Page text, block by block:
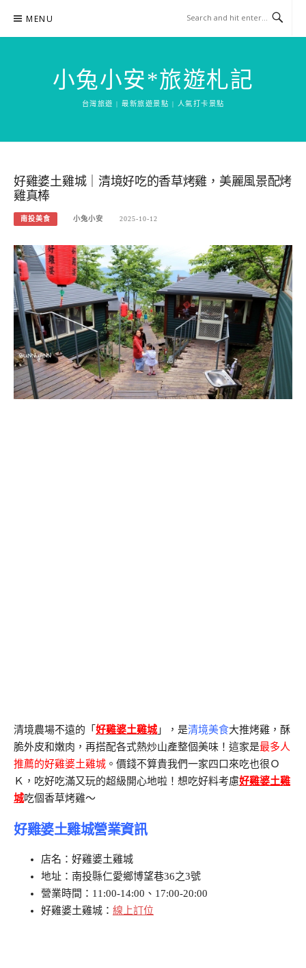
content
MENU
小兔小安*旅遊札記
台灣旅遊 | 最新旅遊景點 | 人氣打卡景點
好雞婆土雞城｜清境好吃的香草烤雞，美麗風景配烤
雞真棒
南投美食 小兔小安 2025-10-12
清境農場不遠的「 好雞婆土雞城」，是清境美食大推烤雞，酥
脆外皮和嫩肉，再搭配各式熱炒山產整個美味！這家是最多人
推薦的好雞婆土雞城 。價錢不算貴我們一家四口來吃也很Ｏ
Ｋ，吃好吃滿又玩的超級開心地啦！想吃好料考慮好雞婆土雞
城吃個香草烤雞～
好雞婆土雞城營業資訊
店名：好雞婆土雞城
地址：南投縣仁愛鄉博望巷36之3號
營業時間：11:00-14:00、17:00-20:00
好雞婆土雞城： 線上訂位